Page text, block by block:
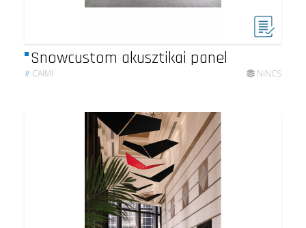
Snowcustom akusztikai panel
# CAIMI NINCS